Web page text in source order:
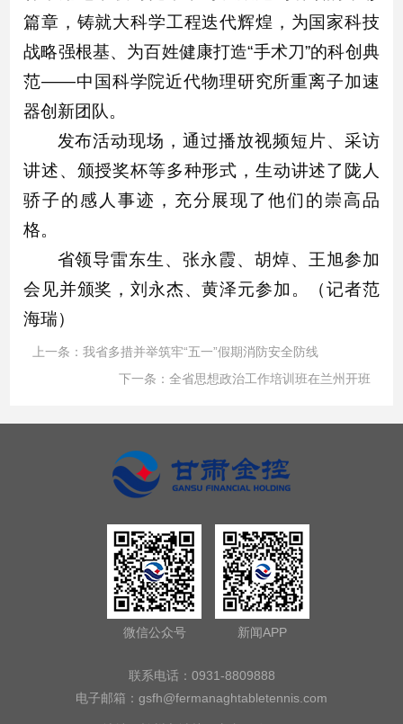
篇章，铸就大科学工程迭代辉煌，为国家科技
战略强根基、为百姓健康打造“手术刀”的科创典
范——中国科学院近代物理研究所重离子加速
器创新团队。
发布活动现场，通过播放视频短片、采访
讲述、颁授奖杯等多种形式，生动讲述了陇人
骄子的感人事迹，充分展现了他们的崇高品
格。
省领导雷东生、张永霞、胡焯、王旭参加
会见并颁奖，刘永杰、黄泽元参加。（记者范
海瑞）
上一条：我省多措并举筑牢“五一”假期消防安全防线
下一条： 全省思想政治工作培训班在兰州开班
微信公众号 新闻APP
联系电话：0931-8809888
电子邮箱： gsfh@fermanaghtabletennis.com